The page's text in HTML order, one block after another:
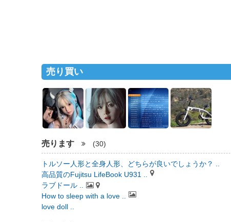
売り買い
売ります (30)
トルソー人形と全身人形、どちらが良いでしょうか？ ..
高品質のFujitsu LifeBook U931 ..
ラブドール ..
How to sleep with a love ..
love doll ..